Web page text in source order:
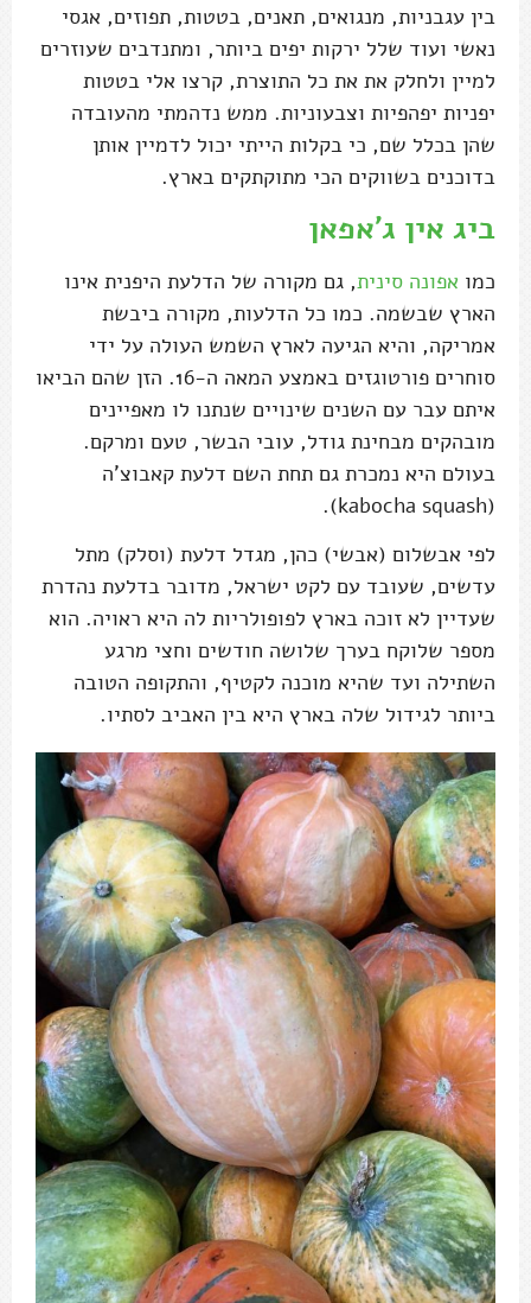
בין עגבניות, מנגואים, תאנים, בטטות, תפוזים, אגסי
נאשי ועוד שלל ירקות יפים ביותר, ומתנדבים שעוזרים
למיין ולחלק את את כל התוצרת, קרצו אלי בטטות
יפניות יפהפיות וצבעוניות. ממש נדהמתי מהעובדה
שהן בכלל שם, כי בקלות הייתי יכול לדמיין אותן
בדוכנים בשווקים הכי מתוקתקים בארץ.
ביג אין ג'אפאן
כמו אפונה סינית, גם מקורה של הדלעת היפנית אינו
הארץ שבשמה. כמו כל הדלעות, מקורה ביבשת
אמריקה, והיא הגיעה לארץ השמש העולה על ידי
סוחרים פורטוגזים באמצע המאה ה-16. הזן שהם הביאו
איתם עבר עם השנים שינויים שנתנו לו מאפיינים
מובהקים מבחינת גודל, עובי הבשר, טעם ומרקם.
בעולם היא נמכרת גם תחת השם דלעת קאבוצ'ה
(kabocha squash).
לפי אבשלום (אבשי) כהן, מגדל דלעת (וסלק) מתל
עדשים, שעובד עם לקט ישראל, מדובר בדלעת נהדרת
שעדיין לא זוכה בארץ לפופולריות לה היא ראויה. הוא
מספר שלוקח בערך שלושה חודשים וחצי מרגע
השתילה ועד שהיא מוכנה לקטיף, והתקופה הטובה
ביותר לגידול שלה בארץ היא בין האביב לסתיו.